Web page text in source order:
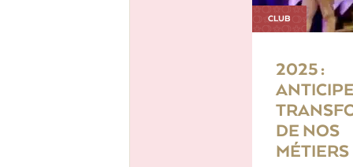
CLUB
2025 :
DE NOS
MÉTIERS